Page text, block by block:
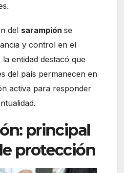
del sarampión se
y control en el
entidad destacó que
del país permanecen en
activa para responder
principal
protección